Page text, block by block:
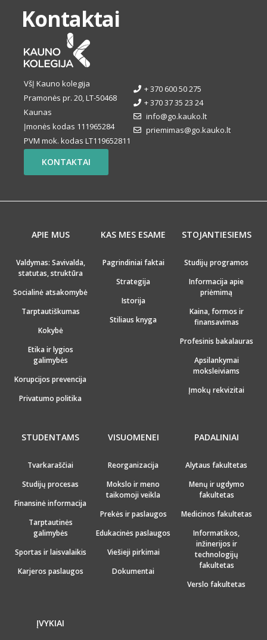
Kontaktai
VšĮ Kauno kolegija
Pramonės pr. 20, LT-50468
Kaunas
Įmonės kodas 111965284
PVM mok. kodas LT119652811
+ 370 600 50 275
+ 370 37 35 23 24
info@go.kauko.lt
priemimas@go.kauko.lt
KONTAKTAI
APIE MUS
Valdymas: Savivalda,
statutas, struktūra
Socialinė atsakomybė
Tarptautiškumas
Kokybė
Etika ir lygios
galimybės
Korupcijos prevencija
Privatumo politika
KAS MES ESAME
Pagrindiniai faktai
Strategija
Istorija
Stiliaus knyga
STOJANTIESIEMS
Studijų programos
Informacija apie
priėmimą
Kaina, formos ir
finansavimas
Profesinis bakalauras
Apsilankymai
moksleiviams
Įmokų rekvizitai
STUDENTAMS
Tvarkaraščiai
Studijų procesas
Finansinė informacija
Tarptautinės
galimybės
Sportas ir laisvalaikis
Karjeros paslaugos
VISUOMENEI
Reorganizacija
Mokslo ir meno
taikomoji veikla
Prekės ir paslaugos
Edukacinės paslaugos
Viešieji pirkimai
Dokumentai
PADALINIAI
Alytaus fakultetas
Menų ir ugdymo
fakultetas
Medicinos fakultetas
Informatikos,
inžinerijos ir
technologijų
fakultetas
Verslo fakultetas
ĮVYKIAI